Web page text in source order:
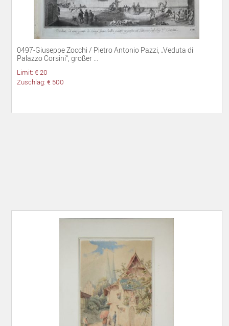
0497-Giuseppe Zocchi / Pietro Antonio Pazzi, „Veduta di
Palazzo Corsini“, großer ...
Limit: € 20
Zuschlag: € 500